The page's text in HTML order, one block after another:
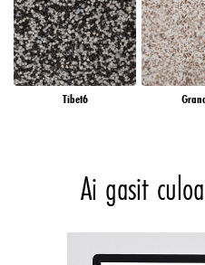
Tibet6
Ai gasit